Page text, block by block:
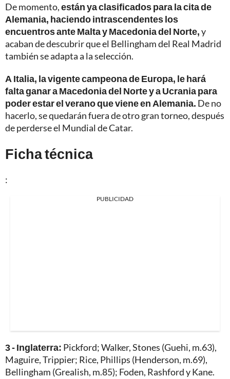
De momento,están ya clasificados para la cita de
Alemania, haciendo intrascendentes los
encuentros ante Malta y Macedonia del Norte,y
acaban de descubrir que el Bellingham del Real Madrid
también se adapta a la selección.
A Italia, la vigente campeona de Europa, le hará
falta ganar a Macedonia del Norte y a Ucrania para
poder estar el verano que viene en Alemania. De no
hacerlo, se quedarán fuera de otro gran torneo, después
de perderse el Mundial de Catar.
Ficha técnica
:
PUBLICIDAD
3 - Inglaterra: Pickford; Walker, Stones (Guehi, m.63),
Maguire, Trippier; Rice, Phillips (Henderson, m.69),
Bellingham (Grealish, m.85); Foden, Rashford y Kane.